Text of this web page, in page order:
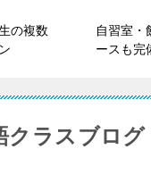
の複数
自習室・
ースも完
クラスブログ